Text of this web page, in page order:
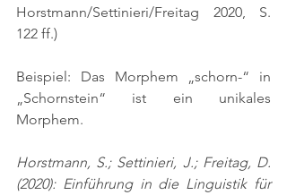
Horstmann/Settinieri/Freitag 2020, S.
122 ff.)
Beispiel: Das Morphem „schorn-“ in
„Schornstein“ ist ein unikales
Morphem.
Horstmann, S.; Settinieri, J.; Freitag, D.
(2020): Einführung in die Linguistik für